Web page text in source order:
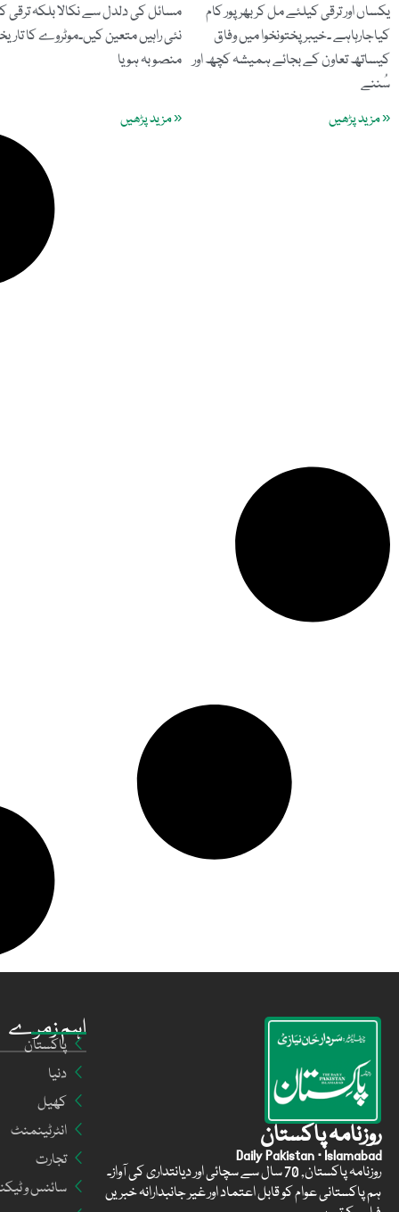
یکساں اور ترقی کیلئے مل کر بھرپور کام
کیاجارہاہے ۔خیبرپختونخوا میں وفاق
کیساتھ تعاون کے بجائے ہمیشہ کچھ اور
سُننے
« مزید پڑھیں
مسائل کی دلدل سے نکالا بلکہ ترقی
نئی راہیں متعین کیں۔موٹروے کا
منصوبہ ہو یا
« مزید پڑھیں
اہم زمرے
پاکستان
دنیا
کھیل
انٹرٹینمنٹ
تجارت
سائنس و
روزنامہ پاکستان
Daily Pakistan · Islamabad
روزنامہ پاکستان, 70 سال سے سچائی اور دیانتداری کی آواز۔
ہم پاکستانی عوام کو قابل اعتماد اور غیر جانبدارانہ خبریں